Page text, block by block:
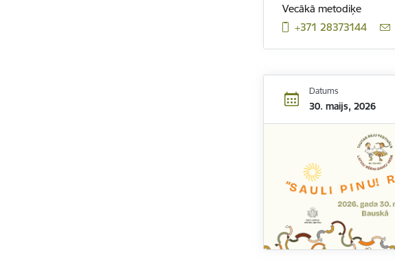
Vecākā metodiķe
+371 28373144
Datums
30. maijs, 2026